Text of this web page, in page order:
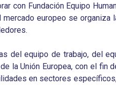
con Fundación Equipo
europeo se
del equipo de trabajo, del
la Unión Europea, con el
en sectores